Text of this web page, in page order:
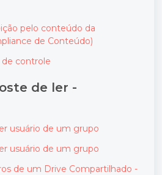
pelo conteúdo da
de Conteúdo)
de controle
de ler -
usuário de um grupo
usuário de um grupo
de um Drive Compartilhado -